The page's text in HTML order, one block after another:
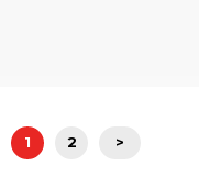
1 2 >